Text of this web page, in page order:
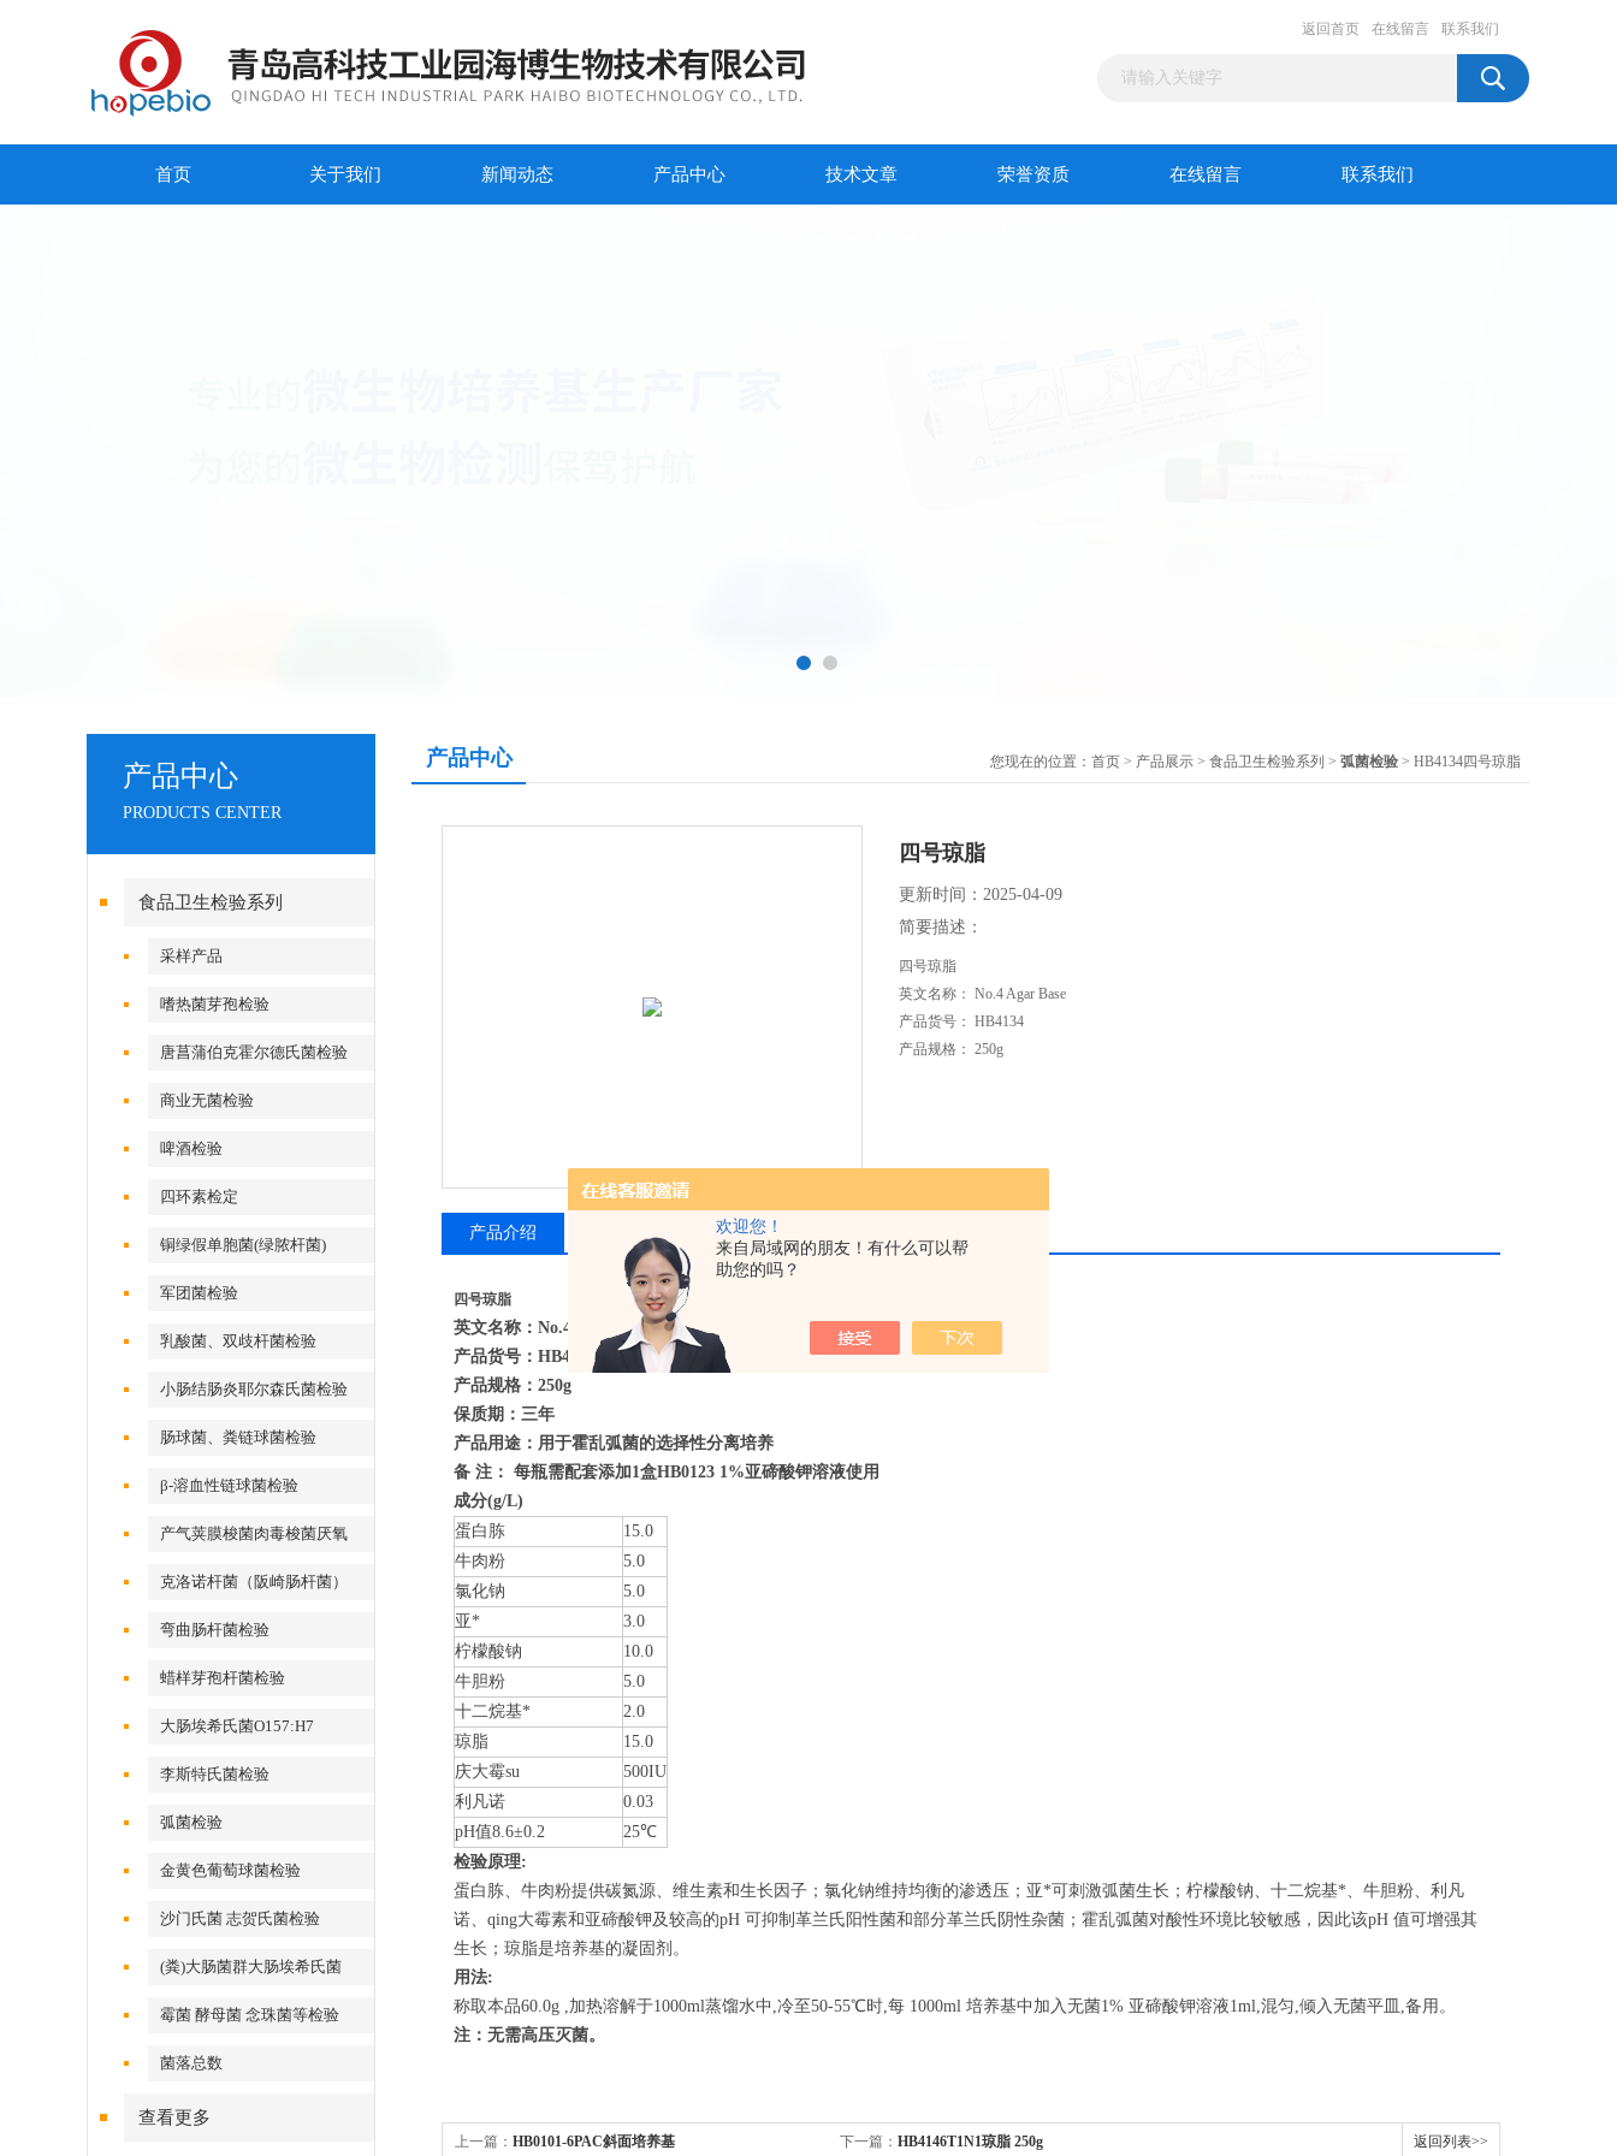
欢迎您！
来自局域网的朋友！有什么可以帮
助您的吗？
返回首页 在线留言 联系我们
首页 关于我们 新闻动态 产品中心 技术文章 荣誉资质 在线留言 联系我们
产品中心
PRODUCTS CENTER
食品卫生检验系列
采样产品
嗜热菌芽孢检验
唐菖蒲伯克霍尔德氏菌检验
商业无菌检验
啤酒检验
四环素检定
铜绿假单胞菌(绿脓杆菌)
军团菌检验
乳酸菌、双歧杆菌检验
小肠结肠炎耶尔森氏菌检验
肠球菌、粪链球菌检验
β-溶血性链球菌检验
产气荚膜梭菌肉毒梭菌厌氧
克洛诺杆菌（阪崎肠杆菌）
弯曲肠杆菌检验
蜡样芽孢杆菌检验
大肠埃希氏菌O157:H7
李斯特氏菌检验
弧菌检验
金黄色葡萄球菌检验
沙门氏菌 志贺氏菌检验
(粪)大肠菌群大肠埃希氏菌
霉菌 酵母菌 念珠菌等检验
菌落总数
查看更多
产品中心 您现在的位置： 首页 > 产品展示 > 食品卫生检验系列 > 弧菌检验 > HB4134四号琼脂
四号琼脂
更新时间：2025-04-09
简要描述：
四号琼脂
英文名称： No.4 Agar Base
产品货号： HB4134
产品规格： 250g
产品介绍 相关产品 留言询价
四号琼脂
英文名称：No.4 Agar Base
产品货号：HB4134
产品规格：250g
保质期：三年
产品用途：用于霍乱弧菌的选择性分离培养
备 注： 每瓶需配套添加1盒HB0123 1%亚碲酸钾溶液使用
成分(g/L)
蛋白胨
15.0
牛肉粉
5.0
氯化钠
5.0
亚*
3.0
柠檬酸钠
10.0
牛胆粉
5.0
十二烷基*
2.0
琼脂
15.0
庆大霉su
500IU
利凡诺
0.03
pH值8.6±0.2
25℃
检验原理:
蛋白胨、牛肉粉提供碳氮源、维生素和生长因子；氯化钠维持均衡的渗透压；亚*可刺激弧菌生长；柠檬酸钠、十二烷基*、牛胆粉、利凡
诺、qing大霉素和亚碲酸钾及较高的pH 可抑制革兰氏阳性菌和部分革兰氏阴性杂菌；霍乱弧菌对酸性环境比较敏感，因此该pH 值可增强其
生长；琼脂是培养基的凝固剂。
用法:
称取本品60.0g ,加热溶解于1000ml蒸馏水中,冷至50-55℃时,每 1000ml 培养基中加入无菌1% 亚碲酸钾溶液1ml,混匀,倾入无菌平皿,备用。
注：无需高压灭菌。
上一篇： HB0101-6PAC斜面培养基 下一篇： HB4146T1N1琼脂 250g 返回列表>>